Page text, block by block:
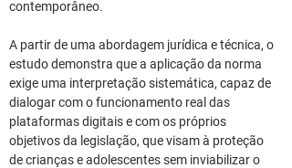
contemporâneo.
A partir de uma abordagem jurídica e técnica, o
estudo demonstra que a aplicação da norma
exige uma interpretação sistemática, capaz de
dialogar com o funcionamento real das
plataformas digitais e com os próprios
objetivos da legislação, que visam à proteção
de crianças e adolescentes sem inviabilizar o